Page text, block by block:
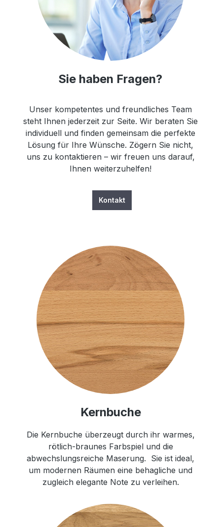
Sie haben Fragen?
Unser kompetentes und freundliches Team
steht Ihnen jederzeit zur Seite. Wir beraten Sie
individuell und finden gemeinsam die perfekte
Lösung für Ihre Wünsche. Zögern Sie nicht,
uns zu kontaktieren – wir freuen uns darauf,
Ihnen weiterzuhelfen!
Kontakt
Kernbuche
Die Kernbuche überzeugt durch ihr warmes,
rötlich-braunes Farbspiel und die
abwechslungsreiche Maserung. Sie ist ideal,
um modernen Räumen eine behagliche und
zugleich elegante Note zu verleihen.